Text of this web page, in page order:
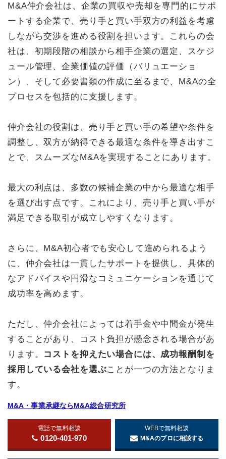
M&A仲介会社は、企業の買収や売却を専門的にサポ
ートする企業で、売り手と買い手双方の利益を考慮
しながら交渉を進める役割を担います。これらの会
社は、初期段階の相談から相手企業の選定、スケジ
ュール管理、企業価値の評価（バリュエーショ
ン）、そして必要書類の作成に至るまで、M&Aの全
プロセスを包括的に支援します。
仲介会社の役割は、売り手と買い手の希望や条件を
調整し、双方が納得できる最適な条件を導き出すこ
とで、スムーズなM&Aを実現することにあります。
最大の利点は、多数の候補企業の中から最適な相手
を選び出す点です。これにより、売り手と買い手が
満足できる取引が成立しやすくなります。
さらに、M&A初心者でも安心して進められるよう
に、仲介会社は一貫したサポートを提供し、具体的
なアドバイスや円滑なコミュニケーションを通じて
成功率を高めます。
ただし、仲介会社によっては着手金や中間金が発生
することがあり、コスト負担が懸念される場合があ
ります。 コストを抑えたい場合には、成功報酬制を
採用している会社を選ぶことが一つの方法となりま
す。
M&A・事業承継ならM&A総合研究所
電話で無料相談
0120-401-970
WEBで無料相談
M&Aのプロに相談する